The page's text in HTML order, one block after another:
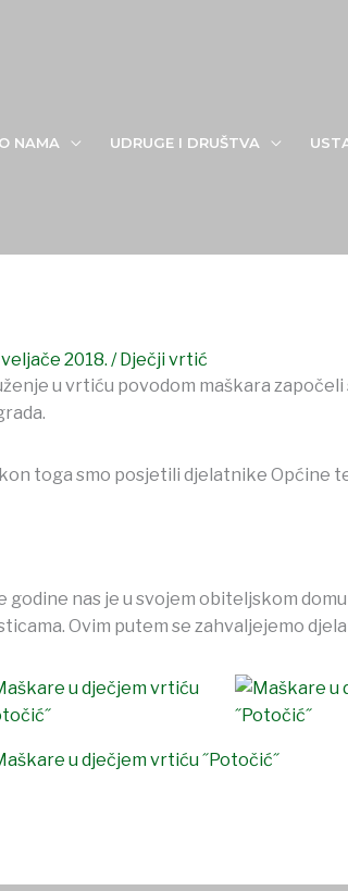
O NAMA UDRUGE I DRUŠTVA
veljače 2018. / Dječji vrtić
u vrtiću povodom maškara
toga smo posjetili djelatnike Općine
godine nas je u svojem obiteljskom
Ovim putem se zahvaljejemo